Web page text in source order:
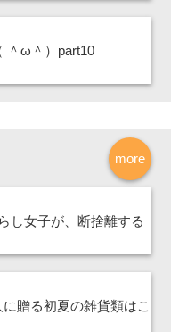
＾ω＾）part10
more
し女子が、断捨離する
贈る初夏の雑貨類はこ